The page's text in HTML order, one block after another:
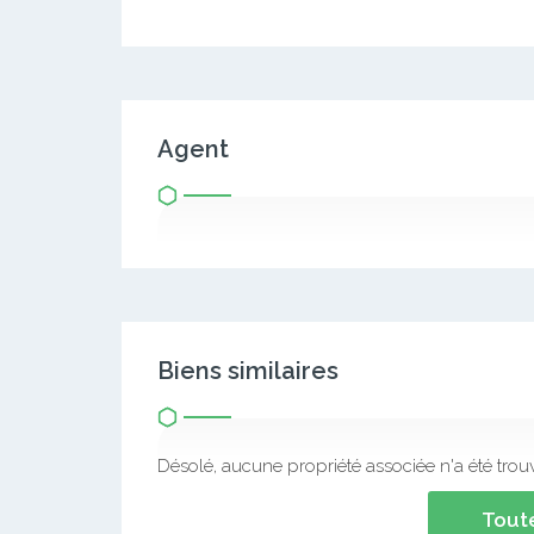
Agent
Biens similaires
Désolé, aucune propriété associée n'a été